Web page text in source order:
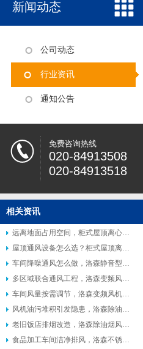
新闻动态
公司动态
行业资讯
通知公告
免费咨询热线
020-84913508
020-84913518
相关资讯
远离地面占用空间，柜式屋顶离心风机受到众多工厂青睐
屋顶通风设备怎么选？柜式屋顶离心风机适配多种工业场景
车间降噪通风怎么做，洛森静音型柜式离心风机适配高要求工况
多区域联合通风工程，洛森变频风机便于联动控制系统搭建
车间风量按需调节，洛森变频风机灵活匹配不同生产工况
风机油污堆积引发隐患，洛森除油烟风机便于日常清理维护
老旧饭店排烟改造，洛森除油烟风机适配原有管道不用大面积施工
食品加工车间洁净排风，洛森不锈钢风机不易锈蚀方便清洁